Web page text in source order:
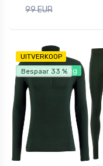
99 EUR
UITVERKOOP
Gratis bezorging
Bespaar 33 %